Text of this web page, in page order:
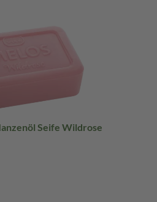
Seife Wildrose